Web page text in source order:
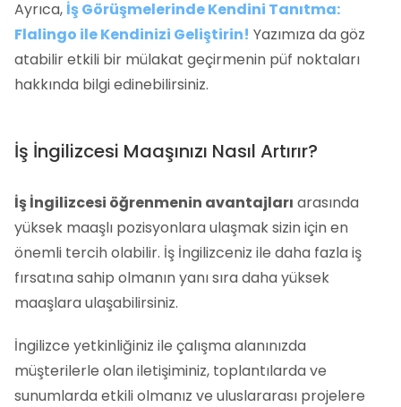
Ayrıca, İş Görüşmelerinde Kendini Tanıtma:
Flalingo ile Kendinizi Geliştirin! Yazımıza da göz
atabilir etkili bir mülakat geçirmenin püf noktaları
hakkında bilgi edinebilirsiniz.
İş İngilizcesi Maaşınızı Nasıl Artırır?
İş İngilizcesi öğrenmenin avantajları arasında
yüksek maaşlı pozisyonlara ulaşmak sizin için en
önemli tercih olabilir. İş İngilizceniz ile daha fazla iş
fırsatına sahip olmanın yanı sıra daha yüksek
maaşlara ulaşabilirsiniz.
İngilizce yetkinliğiniz ile çalışma alanınızda
müşterilerle olan iletişiminiz, toplantılarda ve
sunumlarda etkili olmanız ve uluslararası projelere